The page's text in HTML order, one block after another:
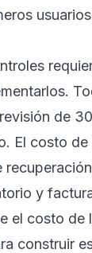
de
El costo
y
el costo de
construir